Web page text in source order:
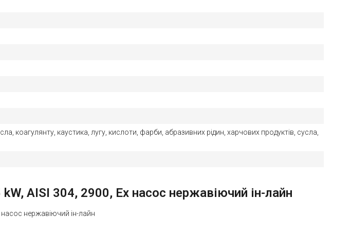
коагулянту, каустика, лугу, кислоти, фарби, абразивних рідин, харчових продуктів, сусла,
AISI 304, 2900, Ex насос нержавіючий ін-лайн
нержавіючий ін-лайн